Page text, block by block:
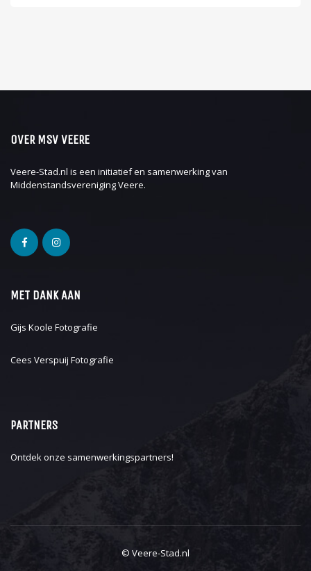
OVER MSV VEERE
Veere-Stad.nl is een initiatief en samenwerking van
Middenstandsvereniging Veere.
MET DANK AAN
Gijs Koole Fotografie
Cees Verspuij Fotografie
PARTNERS
Ontdek onze samenwerkingspartners!
© Veere-Stad.nl